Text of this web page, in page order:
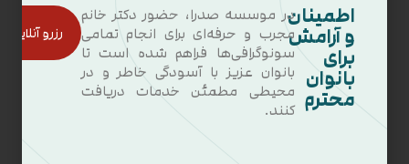
اطمینان
و آرامش
برای
بانوان
محترم
در موسسه صدرا، حضور دکتر خانم
مجرب و حرفه‌ای برای انجام تمامی
سونوگرافی‌ها فراهم شده است تا
بانوان عزیز با آسودگی خاطر و در
محیطی مطمئن خدمات دریافت
کنند.
رزرو آنلاین